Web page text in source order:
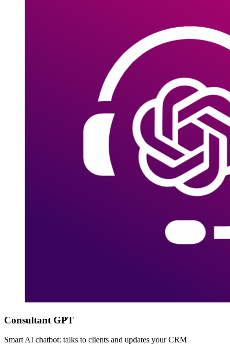
Consultant GPT
Smart AI chatbot: talks to clients and updates your CRM